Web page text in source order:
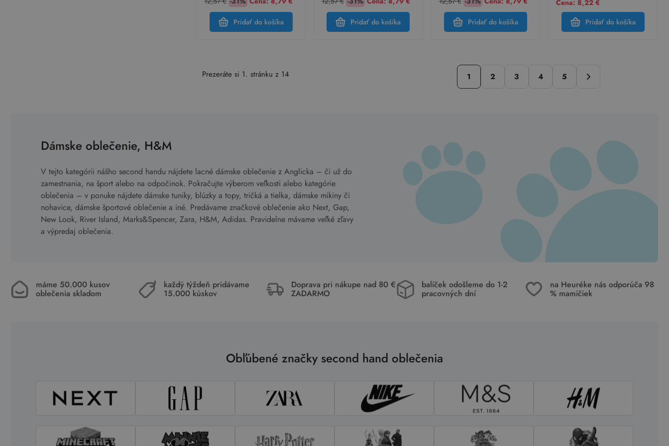
Pridať do košíka Pridať do košíka Pridať do košíka
Cena: 8,22 €
Pridať do košíka
Prezeráte si 1. stránku z 14 1 2 3 4 5
Dámske oblečenie, H&M
V tejto kategórii nášho second handu nájdete lacné dámske oblečenie z Anglicka – či už do
zamestnania, na šport alebo na odpočinok. Pokračujte výberom veľkosti alebo kategórie
oblečenia – v ponuke nájdete dámske tuniky, blúzky a topy, tričká a tielka, dámske mikiny či
nohavice, dámske športové oblečenie a iné. Predávame značkové oblečenie ako Next, Gap,
New Look, River Island, Marks&Spencer, Zara, H&M, Adidas. Pravidelne mávame veľké zľavy
a výpredaj oblečenia.
máme 50.000 kusov
oblečenia skladom
každý týždeň pridávame
15.000 kúskov
Doprava pri nákupe nad 80 €
ZADARMO
balíček odošleme do 1-2
pracovných dní
na Heuréke nás odporúča 98
% mamičiek
Obľúbené značky second hand oblečenia